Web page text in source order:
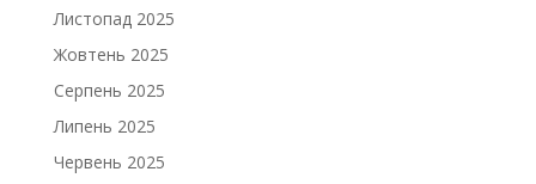
Листопад 2025
Жовтень 2025
Серпень 2025
Липень 2025
Червень 2025